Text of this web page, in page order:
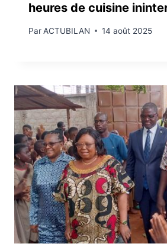
heures de cuisine
ParACTUBILAN 14 août 2025